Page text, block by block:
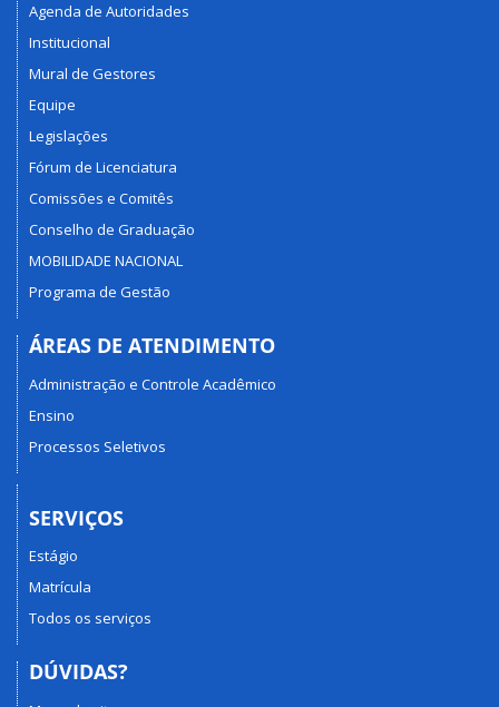
Agenda de Autoridades
Institucional
Mural de Gestores
Equipe
Legislações
Fórum de Licenciatura
Comissões e Comitês
Conselho de Graduação
MOBILIDADE NACIONAL
Programa de Gestão
ÁREAS DE ATENDIMENTO
Administração e Controle Acadêmico
Ensino
Processos Seletivos
SERVIÇOS
Estágio
Matrícula
Todos os serviços
DÚVIDAS?